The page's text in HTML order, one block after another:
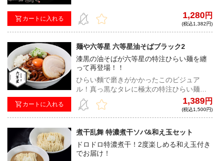
カートに入れる
と進出！亀戸から世界へ！
1,280円
(税込1,382円)
カートに入れる
麺や六等星 六等星油そばブラック2
漆黒の油そばが六等星の特注ひらい麺を纏
って再登場！！
ひらい麵で磨きがかかったこのビジュア
ル！真っ黒なタレに極太の特注ひらい麺が
食欲をそそり、麺に絡みつく濃厚ながらス
ッキリとした味わいが貴方の五感を刺激す
る！
1,389円
(税込1,500円)
煮干乱舞 特濃煮干ソバ&和え玉セット
ドロドロ特濃煮干！2度楽しめる和え玉付き
でお届け！